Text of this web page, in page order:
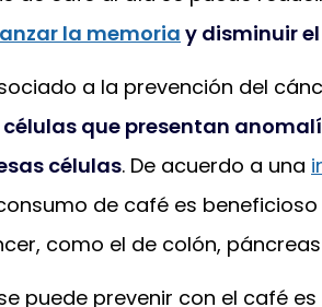
la memoriay disminuir
a la prevención del
células que presentan
células. De acuerdo a una
de café es
como el de colón,
puede prevenir con el café es